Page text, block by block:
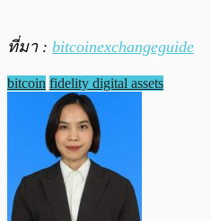
ที่มา : bitcoinexchangeguide
bitcoin fidelity digital assets